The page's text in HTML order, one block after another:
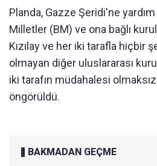
Planda, Gazze Şeridi'ne
Milletler (BM) ve ona bağlı
Kızılay ve her iki tarafla hiçbir
olmayan diğer uluslararası
iki tarafın müdahalesi
öngörüldü.
BAKMADAN GEÇME